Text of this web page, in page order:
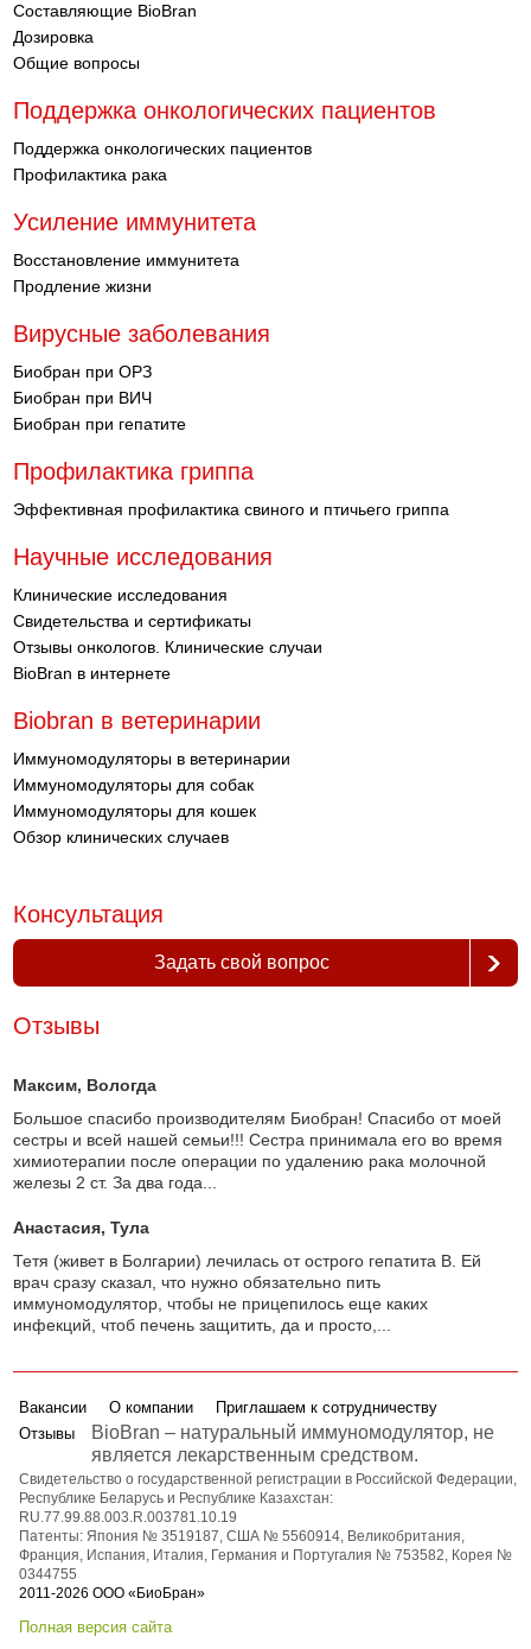
Составляющие BioBran
Дозировка
Общие вопросы
Поддержка онкологических пациентов
Поддержка онкологических пациентов
Профилактика рака
Усиление иммунитета
Восстановление иммунитета
Продление жизни
Вирусные заболевания
Биобран при ОРЗ
Биобран при ВИЧ
Биобран при гепатите
Профилактика гриппа
Эффективная профилактика свиного и птичьего гриппа
Научные исследования
Клинические исследования
Свидетельства и сертификаты
Отзывы онкологов. Клинические случаи
BioBran в интернете
Biobran в ветеринарии
Иммуномодуляторы в ветеринарии
Иммуномодуляторы для собак
Иммуномодуляторы для кошек
Обзор клинических случаев
Консультация
Задать свой вопрос
Отзывы
Максим, Вологда
Большое спасибо производителям Биобран! Спасибо от моей
сестры и всей нашей семьи!!! Сестра принимала его во время
химиотерапии после операции по удалению рака молочной
железы 2 ст. За два года...
Анастасия, Тула
Тетя (живет в Болгарии) лечилась от острого гепатита В. Ей
врач сразу сказал, что нужно обязательно пить
иммуномодулятор, чтобы не прицепилось еще каких
инфекций, чтоб печень защитить, да и просто,...
Вакансии О компании
Приглашаем к сотрудничеству
Отзывы
BioBran – натуральный иммуномодулятор, не
является лекарственным средством.
Свидетельство о государственной регистрации в Российской Федерации,
Республике Беларусь и Республике Казахстан:
RU.77.99.88.003.R.003781.10.19
Патенты: Япония № 3519187, США № 5560914, Великобритания,
Франция, Испания, Италия, Германия и Португалия № 753582, Корея №
0344755
2011-2026 ООО «БиоБран»
Полная версия сайта